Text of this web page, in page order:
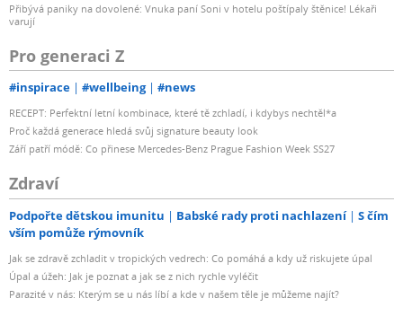
Přibývá paniky na dovolené: Vnuka paní Soni v hotelu poštípaly štěnice! Lékaři
varují
Pro generaci Z
#inspirace #wellbeing #news
RECEPT: Perfektní letní kombinace, které tě zchladí, i kdybys nechtěl*a
Proč každá generace hledá svůj signature beauty look
Září patří módě: Co přinese Mercedes-Benz Prague Fashion Week SS27
Zdraví
Podpořte dětskou imunitu Babské rady proti nachlazení
S čím
vším pomůže rýmovník
Jak se zdravě zchladit v tropických vedrech: Co pomáhá a kdy už riskujete úpal
Úpal a úžeh: Jak je poznat a jak se z nich rychle vyléčit
Parazité v nás: Kterým se u nás líbí a kde v našem těle je můžeme najít?